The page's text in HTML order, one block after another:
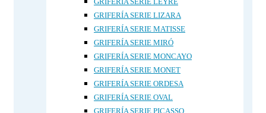
GRIFERÍA SERIE LIZARA
GRIFERÍA SERIE MATISSE
GRIFERÍA SERIE MIRÓ
GRIFERÍA SERIE MONCAYO
GRIFERÍA SERIE MONET
GRIFERÍA SERIE ORDESA
GRIFERÍA SERIE OVAL
GRIFERÍA SERIE PICASSO